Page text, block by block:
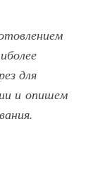
для
и опишем